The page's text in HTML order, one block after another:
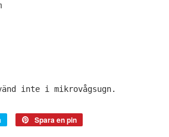
inte i mikrovågsugn.
Twittra
Spara en pin